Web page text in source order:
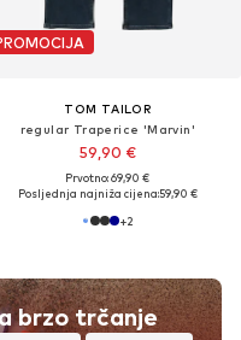
brzo trčanje
TOM TAILOR
regular Traperice 'Marvin'
59,90 €
Prvotno: 69,90 €
Posljednja najniža cijena:59,90 €
+2